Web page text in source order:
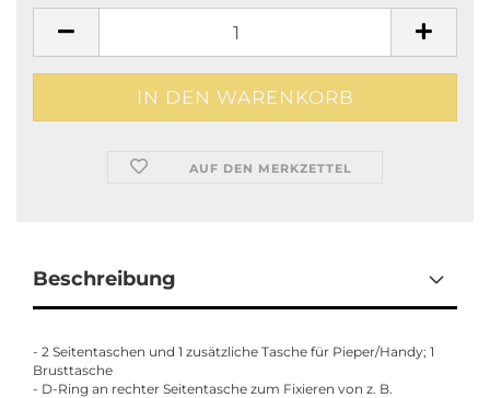
AUF DEN MERKZETTEL
Beschreibung
- 2 Seitentaschen und 1 zusätzliche Tasche für Pieper/Handy; 1
Brusttasche
- D-Ring an rechter Seitentasche zum Fixieren von z. B.